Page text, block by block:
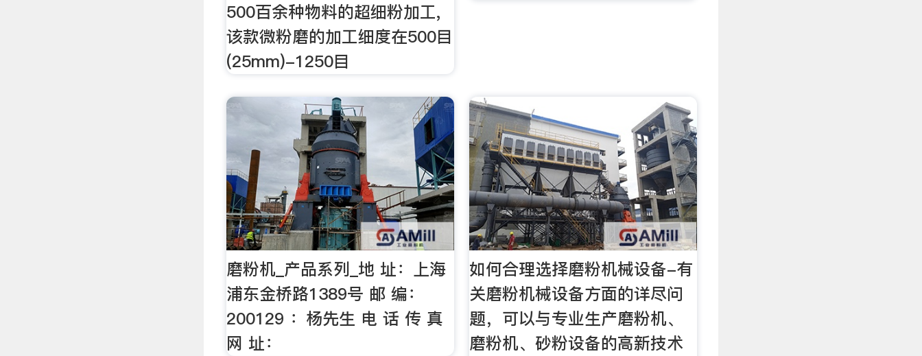
500百余种物料的超细粉加工,
该款微粉磨的加工细度在500目
(25mm)-1250目
磨粉机_产品系列_地 址：上海
浦东金桥路1389号 邮 编：
200129 ：杨先生 电 话 传 真
网 址：
如何合理选择磨粉机械设备-有
关磨粉机械设备方面的详尽问
题，可以与专业生产磨粉机、
磨粉机、砂粉设备的高新技术